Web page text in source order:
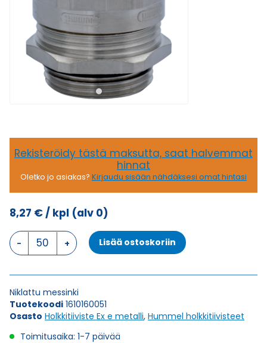
Rekisteröidy tästä maksutta, saat halvemmat
hinnat
Oletko jo asiakas? Kirjaudu sisään nähdäksesi omat hintasi
8,27 €/ kpl (alv 0)
HSK-
M-
M
x
1,5
HOLKKITIIVISTE
määrä
Lisää ostoskoriin
Niklattu messinki
Tuotekoodi 1610160051
Osasto Holkkitiiviste Ex e metalli, Hummel holkkitiivisteet
Toimitusaika: 1-7 päivää